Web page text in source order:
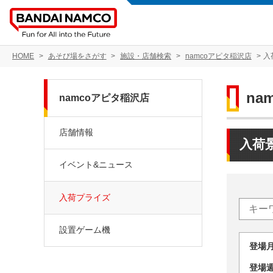
HOME あそび場をさがす 施設・店舗検索 namcoアピタ稲沢店 入
入荷
登
登
namcoアピタ稲沢店
店舗情報
イベント&ニュース
入荷プライズ
設置ゲーム機